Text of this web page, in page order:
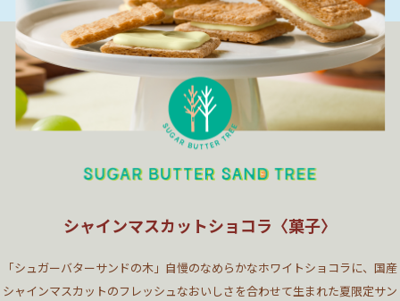
シャインマスカットショコラ〈菓子〉
「シュガーバターサンドの木」自慢のなめらかなホワイトショコラに、国産
シャインマスカットのフレッシュなおいしさを合わせて生まれた夏限定サン